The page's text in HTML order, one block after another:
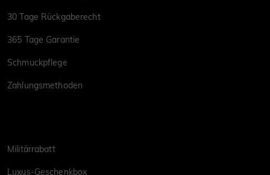
30 Tage Rückgaberecht
365 Tage Garantie
Schmuckpflege
Zahlungsmethoden
Militärrabatt
Luxus-Geschenkbox